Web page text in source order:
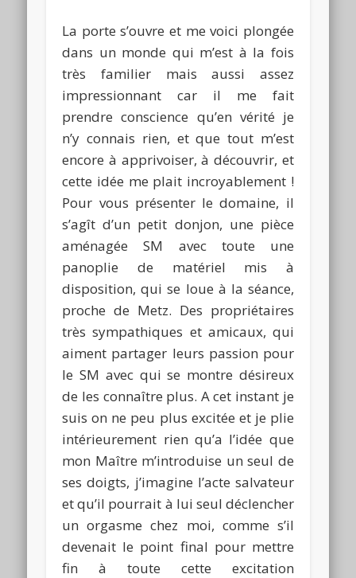
La porte s’ouvre et me voici plongée
dans un monde qui m’est à la fois
très familier mais aussi assez
impressionnant car il me fait
prendre conscience qu’en vérité je
n’y connais rien, et que tout m’est
encore à apprivoiser, à découvrir, et
cette idée me plait incroyablement !
Pour vous présenter le domaine, il
s’agît d’un petit donjon, une pièce
aménagée SM avec toute une
panoplie de matériel mis à
disposition, qui se loue à la séance,
proche de Metz. Des propriétaires
très sympathiques et amicaux, qui
aiment partager leurs passion pour
le SM avec qui se montre désireux
de les connaître plus. A cet instant je
suis on ne peu plus excitée et je plie
intérieurement rien qu’a l’idée que
mon Maître m’introduise un seul de
ses doigts, j’imagine l’acte salvateur
et qu’il pourrait à lui seul déclencher
un orgasme chez moi, comme s’il
devenait le point final pour mettre
fin à toute cette excitation